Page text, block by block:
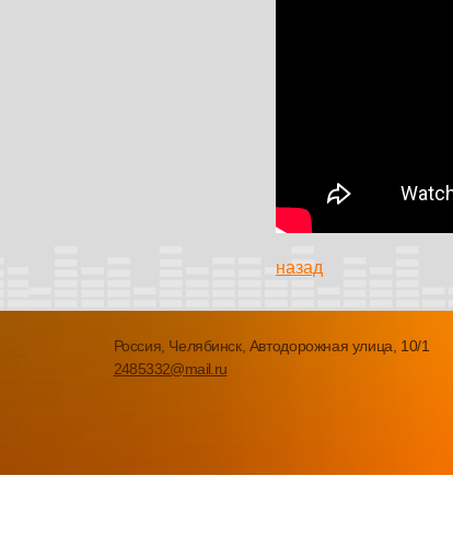
назад
Россия, Челябинск, Автодорожная улица, 10/1
2485332@mail.ru